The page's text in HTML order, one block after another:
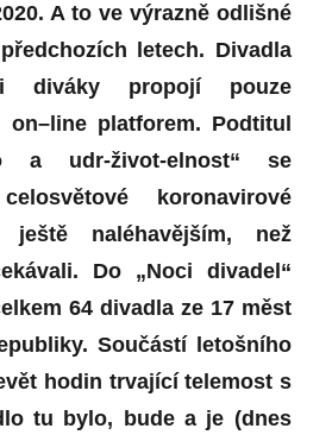
A tove výrazně odlišné
letech. Divadla
diváky propojí pouze
on– line platforem. Podtitul
a udr-život-elnost“ se
é
koronavirové
ještě nal éhavějším, než
. Do „Noci divadel“
64 divadla ze 17 měst
Součástí letošního
hodin trvajícítelemost s
tu bylo, bude a je (dnes